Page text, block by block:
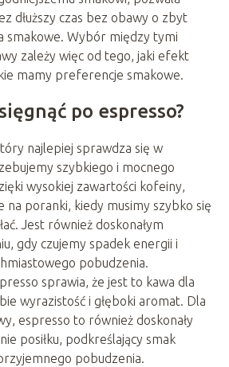
dłuższy czas bez obawy o zbyt
smakowe. Wybór między tymi
zależy więc od tego, jaki efekt
mamy preferencje smakowe.
po espresso?
najlepiej sprawdza się w
szybkiego i mocnego
wysokiej zawartości kofeiny,
na poranki, kiedy musimy szybko się
Jest również doskonałym
gdy czujemy spadek energii i
pobudzenia.
sprawia, że jest to kawa dla
wyrazistość i głęboki aromat. Dla
espresso to również doskonały
posiłku, podkreślający smak
pobudzenia.